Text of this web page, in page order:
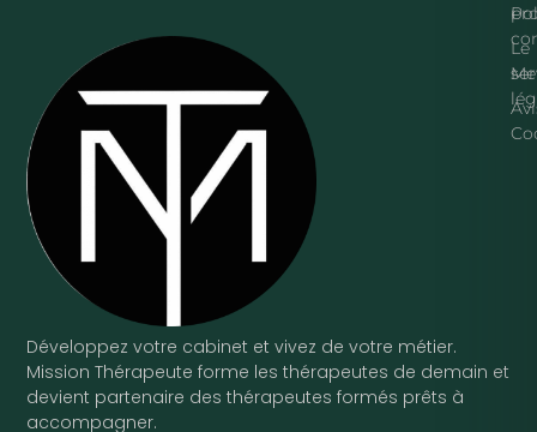
Développez votre cabinet et vivez de votre métier.
Mission Thérapeute forme les thérapeutes de demain et
devient partenaire des thérapeutes formés prêts à
accompagner.
Le